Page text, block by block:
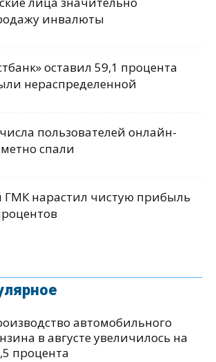
инвалюты
оставил 59,1 процента
нераспределенной
пользователей онлайн-
спали
нарастил чистую прибыль
автомобильного
в августе увеличилось на
процента